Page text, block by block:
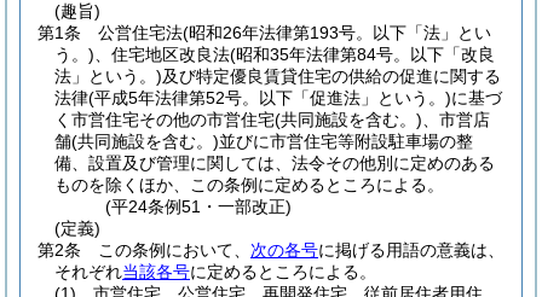
(趣旨)
第1条
公営住宅法(昭和26年法律第193号。以下「法」とい
う。) 、住宅地区改良法(昭和35年法律第84号。以下「改良
法」という。)及び特定優良賃貸住宅の供給の促進に関する
法律(平成5年法律第52号。以下「促進法」という。)に基づ
く市営住宅その他の市営住宅(共同施設を含む。) 、市営店
舗(共同施設を含む。)並びに市営住宅等附設駐車場の整
備、設置及び管理に関しては、法令その他別に定めのある
ものを除くほか、この条例に定めるところによる。
(平24条例51・一部改正)
(定義)
第2条
この条例において、 次の各号に掲げる用語の意義は、
それぞれ当該各号に定めるところによる。